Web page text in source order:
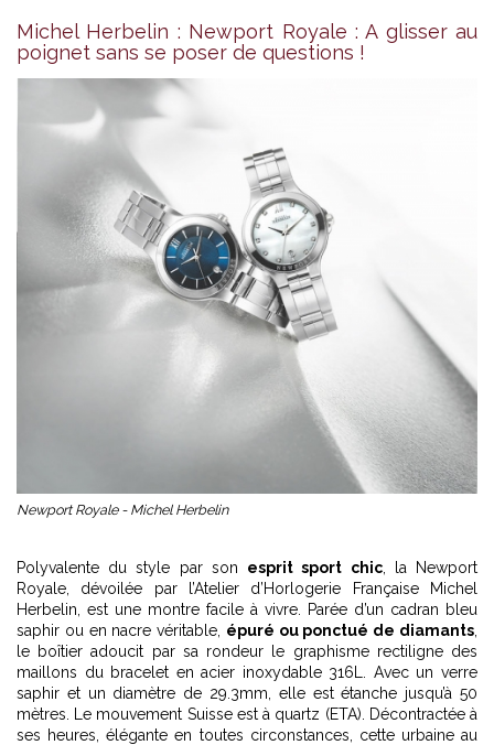
Michel Herbelin : Newport Royale : A glisser au
poignet sans se poser de questions !
Newport Royale - Michel Herbelin
Polyvalente du style par son esprit sport chic, la Newport
Royale, dévoilée par l’Atelier d’Horlogerie Française Michel
Herbelin, est une montre facile à vivre. Parée d’un cadran bleu
saphir ou en nacre véritable, épuré ou ponctué de diamants
le boîtier adoucit par sa rondeur le graphisme rectiligne des
maillons du bracelet en acier inoxydable 316L. Avec un verre
saphir et un diamètre de 29.3mm, elle est étanche jusqu’à 50
mètres. Le mouvement Suisse est à quartz (ETA). Décontractée à
ses heures, élégante en toutes circonstances, cette urbaine au